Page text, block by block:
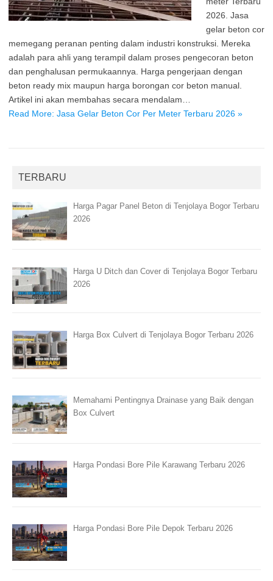
2026. Jasa
gelar beton cor
memegang peranan penting dalam industri konstruksi. Mereka
adalah para ahli yang terampil dalam proses pengecoran beton
dan penghalusan permukaannya. Harga pengerjaan dengan
beton ready mix maupun harga borongan cor beton manual.
Artikel ini akan membahas secara mendalam…
Read More: Jasa Gelar Beton Cor Per Meter Terbaru 2026 »
TERBARU
Harga Pagar Panel Beton di Tenjolaya Bogor Terbaru
2026
Harga U Ditch dan Cover di Tenjolaya Bogor Terbaru
2026
Harga Box Culvert di Tenjolaya Bogor Terbaru 2026
Memahami Pentingnya Drainase yang Baik dengan
Box Culvert
Harga Pondasi Bore Pile Karawang Terbaru 2026
Harga Pondasi Bore Pile Depok Terbaru 2026